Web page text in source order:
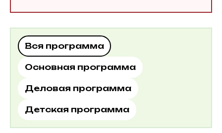
Вся программа
Основная программа
Деловая программа
Детская программа